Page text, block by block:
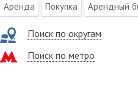
Аренда Покупка Арендный
Поиск по округам
Поиск по метро